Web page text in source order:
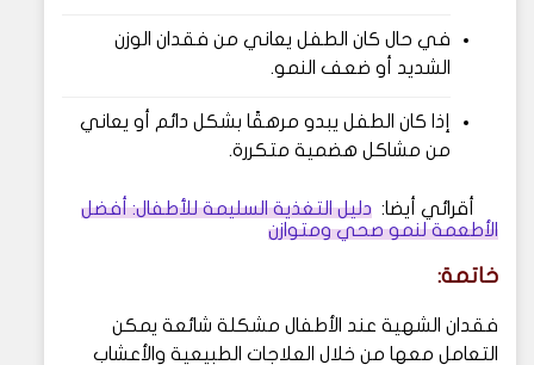
في حال كان الطفل يعاني من فقدان الوزن
الشديد أو ضعف النمو.
إذا كان الطفل يبدو مرهقًا بشكل دائم أو يعاني
من مشاكل هضمية متكررة.
أقرائي أيضا: دليل التغذية السليمة للأطفال: أفضل
الأطعمة لنمو صحي ومتوازن
خاتمة:
فقدان الشهية عند الأطفال مشكلة شائعة يمكن
التعامل معها من خلال العلاجات الطبيعية والأعشاب